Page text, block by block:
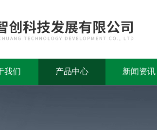
我们 产品中心 新闻资讯